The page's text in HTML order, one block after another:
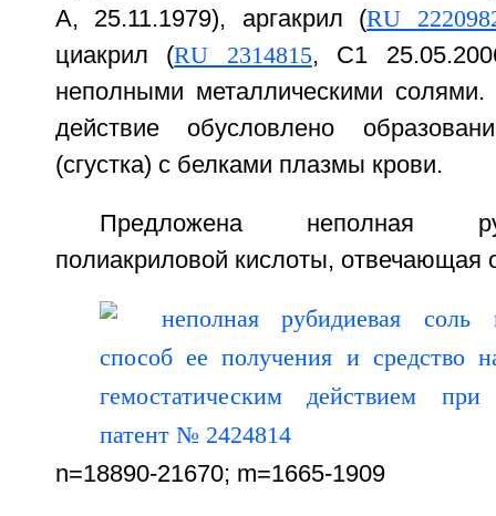
А, 25.11.1979), аргакрил (RU
циакрил (RU 2314815, С1
неполными металлическими солями.
действие обусловлено
(сгустка) с белками плазмы крови.
Предложена неполная
полиакриловой кислоты,
n=18890-21670; m=1665-1909